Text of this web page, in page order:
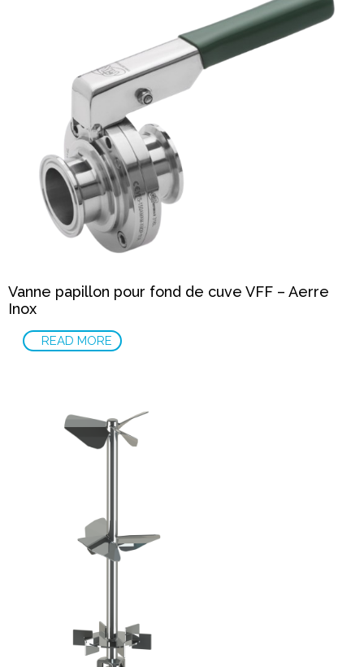
Vanne papillon pour fond de cuve VFF – Aerre
Inox
READ MORE